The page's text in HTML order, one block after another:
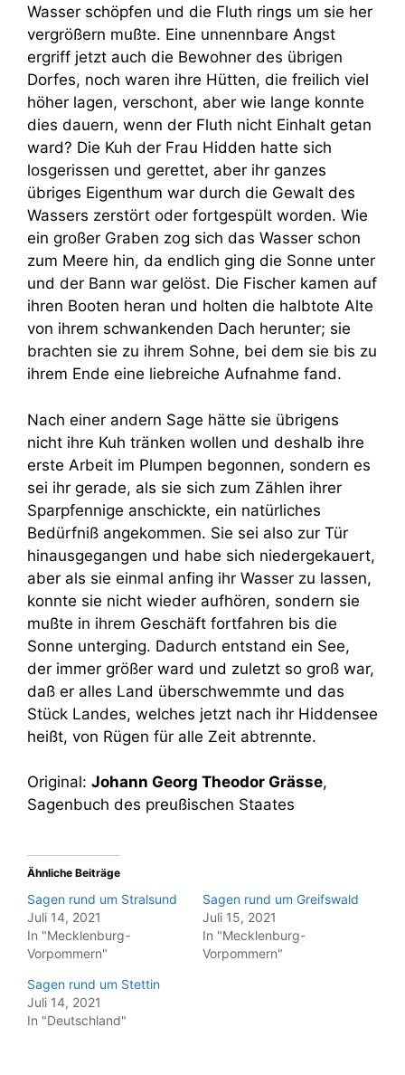
Wasser schöpfen und die Fluth rings um sie her
vergrößern mußte. Eine unnennbare Angst
ergriff jetzt auch die Bewohner des übrigen
Dorfes, noch waren ihre Hütten, die freilich viel
höher lagen, verschont, aber wie lange konnte
dies dauern, wenn der Fluth nicht Einhalt getan
ward? Die Kuh der Frau Hidden hatte sich
losgerissen und gerettet, aber ihr ganzes
übriges Eigenthum war durch die Gewalt des
Wassers zerstört oder fortgespült worden. Wie
ein großer Graben zog sich das Wasser schon
zum Meere hin, da endlich ging die Sonne unter
und der Bann war gelöst. Die Fischer kamen auf
ihren Booten heran und holten die halbtote Alte
von ihrem schwankenden Dach herunter; sie
brachten sie zu ihrem Sohne, bei dem sie bis zu
ihrem Ende eine liebreiche Aufnahme fand.
Nach einer andern Sage hätte sie übrigens
nicht ihre Kuh tränken wollen und deshalb ihre
erste Arbeit im Plumpen begonnen, sondern es
sei ihr gerade, als sie sich zum Zählen ihrer
Sparpfennige anschickte, ein natürliches
Bedürfniß angekommen. Sie sei also zur Tür
hinausgegangen und habe sich niedergekauert,
aber als sie einmal anfing ihr Wasser zu lassen,
konnte sie nicht wieder aufhören, sondern sie
mußte in ihrem Geschäft fortfahren bis die
Sonne unterging. Dadurch entstand ein See,
der immer größer ward und zuletzt so groß war,
daß er alles Land überschwemmte und das
Stück Landes, welches jetzt nach ihr Hiddensee
heißt, von Rügen für alle Zeit abtrennte.
Original: Johann Georg Theodor Grässe,
Sagenbuch des preußischen Staates
Ähnliche Beiträge
Sagen rund um Stralsund
Juli 14, 2021
In "Mecklenburg-
Vorpommern"
Sagen rund um Greifswald
Juli 15, 2021
In "Mecklenburg-
Vorpommern"
Sagen rund um Stettin
Juli 14, 2021
In "Deutschland"